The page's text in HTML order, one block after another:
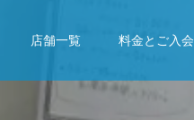
店舗一覧 料金とご入会